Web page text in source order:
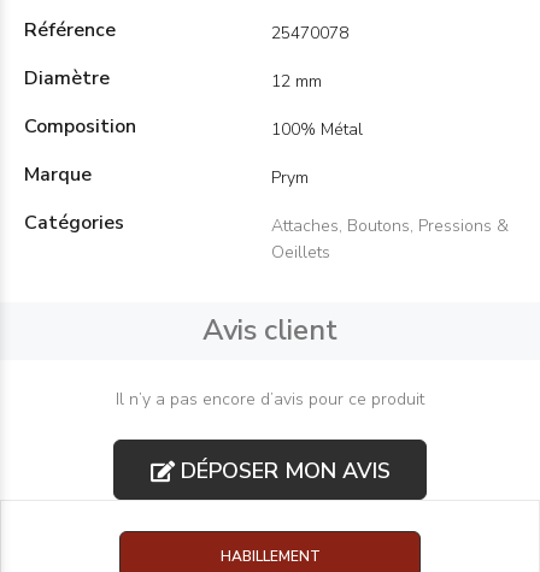
Référence 25470078
Diamètre 12 mm
Composition 100% Métal
Marque Prym
Catégories
Attaches, Boutons, Pressions &
Oeillets
Avis client
Il n’y a pas encore d’avis pour ce produit
DÉPOSER MON AVIS
HABILLEMENT